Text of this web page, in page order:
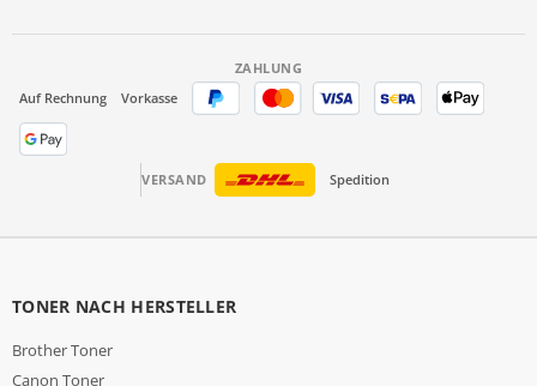
ZAHLUNG
Auf Rechnung
Vorkasse
VERSAND Spedition
TONER NACH HERSTELLER
Brother Toner
Canon Toner